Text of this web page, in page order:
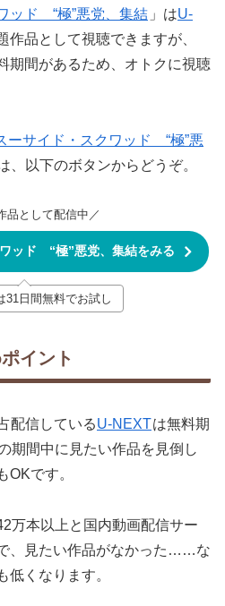
ッド “極”悪党、集結 」はU-
作品として視聴できますが、
期間があるため、オトクに視聴
ーサイド・スクワッド “極”悪
、以下のボタンからどうぞ。
品として配信中／
ッド “極”悪党、集結をみる
31日間無料でお試し
イント
配信しているU-NEXTは無料期
期間中に見たい作品を見倒し
OKです。
万本以上と国内動画配信サー
、見たい作品がなかった……な
低くなります。